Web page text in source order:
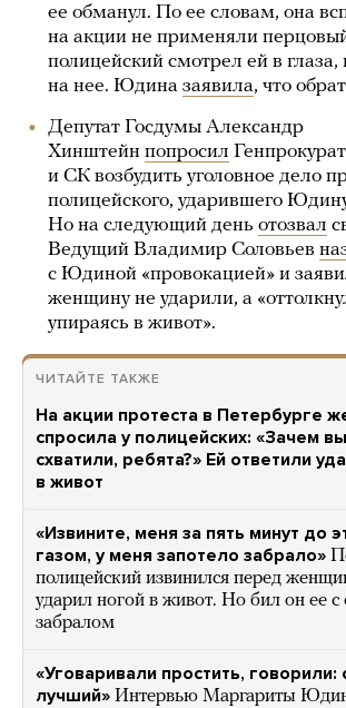
ее обманул. По ее словам, она
на акции не применяли перцовый
полицейский смотрел ей в глаза,
на нее. Юдина заявила, что
Депутат Госдумы Александр
Хинштейн попросил
и СК возбудить уголовное дело
полицейского, ударившего
Но на следующий день отозвал
Ведущий Владимир Соловьев
с Юдиной «провокацией» и
женщину не ударили, а
упираясь в живот».
ЧИТАЙТЕ ТАКЖЕ
На акции протеста в Петербурге
спросила у полицейских: «Зачем
схватили, ребята?» Ей ответили
в живот
«Извините, меня за пять минут до
газом, у меня запотело забрало»
полицейский извинился перед
ударил ногой в живот. Но бил он ее
забралом
«Уговаривали простить, говорили:
лучший» Интервью Маргариты